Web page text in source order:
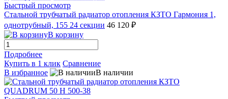
Быстрый просмотр
Стальной трубчатый радиатор отопления КЗТО Гармония 1,
однотрубный, 155 24 секции 46 120 ₽
В корзину
Подробнее
Купить в 1 клик Сравнение
В избранное
В наличии